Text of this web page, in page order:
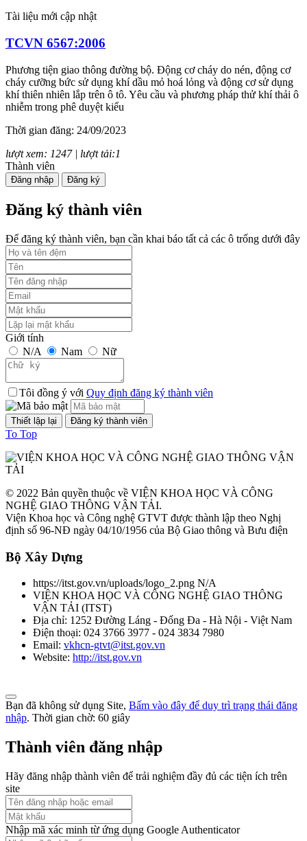
Tài liệu mới cập nhật
TCVN 6567:2006
Phương tiện giao thông đường bộ. Động cơ cháy do nén, động cơ
cháy cưỡng bức sử dụng khí dầu mỏ hoá lỏng và động cơ sử dụng
khí thiên nhiên lắp trên ô tô. Yêu cầu và phương pháp thử khí thải ô
nhiễm trong phê duyệt kiểu
Thời gian đăng: 24/09/2023
lượt xem: 1247 | lượt tải:1
TCVN 7880:2008
Phương tiện giao thông đường bộ. Tiếng ồn phát ra từ ô tô. Yêu cầu
và phương pháp thử trong phê duyệt kiểu
Thời gian đăng: 24/09/2023
lượt xem: 1247 | lượt tải:1
TCVN 6723:2000
Phương tiện giao thông đường bộ. Ô tô khách cỡ nhỏ. Yêu cầu về
cấu tạo trong công nhận kiểu.
Thời gian đăng: 08/08/2026
TCVN 6724:20001
Phương tiện giao thông đường bộ. Ô tô khách cỡ lớn. Yêu cầu về
cấu tạo chung trong công nhận kiểu
Thời gian đăng: 08/08/2026
lượt xem: 1144 | lượt tải:0
TCVN 6565:2006
động cơ cháy do nén. Yêu cầu và phương pháp thử trong phê duyệt
kiểu
Thời gian đăng: 08/08/2026
lượt xem: 1043 | lượt tải:0
TCVN 5418-91
Thời gian đăng: 08/08/2026
lượt xem: 1060 | lượt tải:0
TCVN 6566:1999
Phương tiện giao thông đường bộ. ô tô lắp động cơ cháy do nén.
Phương pháp đo khí thải gây ô nhiễm trong thử công nhận kiểu
Thời gian đăng: 08/08/2026
Thành viên
Đăng nhập Đăng ký
Đăng ký thành viên
Để đăng ký thành viên, bạn cần khai báo tất cả các ô trống dưới đây
Giới tính
N/A
Nam Nữ
Tôi đồng ý với Quy định đăng ký thành viên
To Top
© 2022 Bản quyền thuộc về VIỆN KHOA HỌC VÀ CÔNG
NGHỆ GIAO THÔNG VẬN TẢI.
Viện Khoa học và Công nghệ GTVT được thành lập theo Nghị
định số 96-NĐ ngày 04/10/1956 của Bộ Giao thông và Bưu điện
Bộ Xây Dựng
https://itst.gov.vn/uploads/logo_2.png N/A
VIỆN KHOA HỌC VÀ CÔNG NGHỆ GIAO THÔNG
VẬN TẢI (ITST)
Địa chỉ: 1252 Đường Láng - Đống Đa - Hà Nội - Việt Nam
Điện thoại: 024 3766 3977 - 024 3834 7980
Email: vkhcn-gtvt@itst.gov.vn
Website: http://itst.gov.vn
Bạn đã không sử dụng Site, Bấm vào đây để duy trì trạng thái đăng
nhập. Thời gian chờ: 60 giây
Thành viên đăng nhập
Hãy đăng nhập thành viên để trải nghiệm đầy đủ các tiện ích trên
site
Nhập mã xác minh từ ứng dụng Google Authenticator